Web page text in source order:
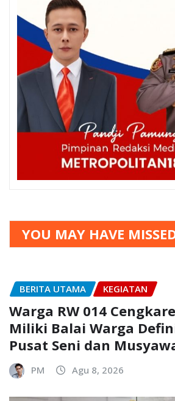
YOU MAY HAVE
BERITA UTAMA KEGIATAN
Warga RW 014
Miliki Balai Warga
Pusat Seni dan
PM Agu 8, 2026